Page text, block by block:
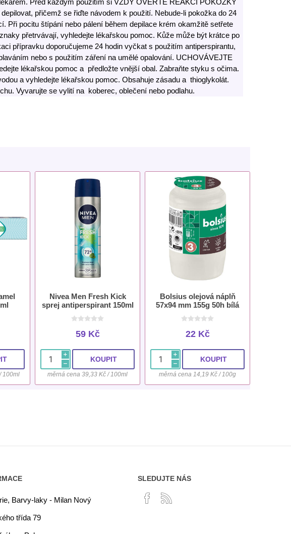
Před každým použitím si VŽDY OVĚŘTE REAKCI POKOŽKY
přičemž se řiďte návodem k použití. Nebude-li pokožka do 24
Při pocitu štípání nebo pálení během depilace krém okamžitě setřete
přetrvávají, vyhledejte lékařskou pomoc. Kůže může být krátce po
přípravku doporučujeme 24 hodin vyčkat s použitím antiperspirantu,
nebo s použitím záření na umělé opalování. UCHOVÁVEJTE
lékařskou pomoc a předložte vnější obal. Zabraňte styku s očima.
a vyhledejte lékařskou pomoc. Obsahuje zásadu a thioglykolát.
Vyvarujte se vylití na koberec, oblečení nebo podlahu.
100ml
Nivea Men Fresh Kick
sprej antiperspirant 150ml
59 Kč
i
h
měrná cena 39,33 Kč / 100ml
Bolsius olejová náplň
57x94 mm 155g 50h bílá
22 Kč
i
h
měrná cena 14,19 Kč / 100g
Barvy-laky - Milan Nový
třída 79
SLEDUJTE NÁS